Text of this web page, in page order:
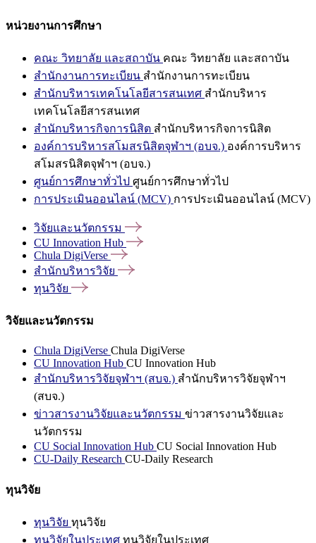
หน่วยงานการศึกษา
คณะ วิทยาลัย และสถาบัน คณะ วิทยาลัย และสถาบัน
สำนักงานการทะเบียน สำนักงานการทะเบียน
สำนักบริหารเทคโนโลยีสารสนเทศ สำนักบริหาร
เทคโนโลยีสารสนเทศ
สำนักบริหารกิจการนิสิต สำนักบริหารกิจการนิสิต
องค์การบริหารสโมสรนิสิตจุฬาฯ (อบจ.) องค์การบริหาร
สโมสรนิสิตจุฬาฯ (อบจ.)
ศูนย์การศึกษาทั่วไป ศูนย์การศึกษาทั่วไป
การประเมินออนไลน์ (MCV) การประเมินออนไลน์ (MCV)
วิจัยและนวัตกรรม
CU Innovation Hub
Chula DigiVerse
สำนักบริหารวิจัย
ทุนวิจัย
วิจัยและนวัตกรรม
Chula DigiVerse Chula DigiVerse
CU Innovation Hub CU Innovation Hub
สำนักบริหารวิจัยจุฬาฯ (สบจ.) สำนักบริหารวิจัยจุฬาฯ
(สบจ.)
ข่าวสารงานวิจัยและนวัตกรรม ข่าวสารงานวิจัยและ
นวัตกรรม
CU Social Innovation Hub CU Social Innovation Hub
CU-Daily Research CU-Daily Research
ทุนวิจัย
ทุนวิจัย ทุนวิจัย
ทุนวิจัยในประเทศ ทุนวิจัยในประเทศ